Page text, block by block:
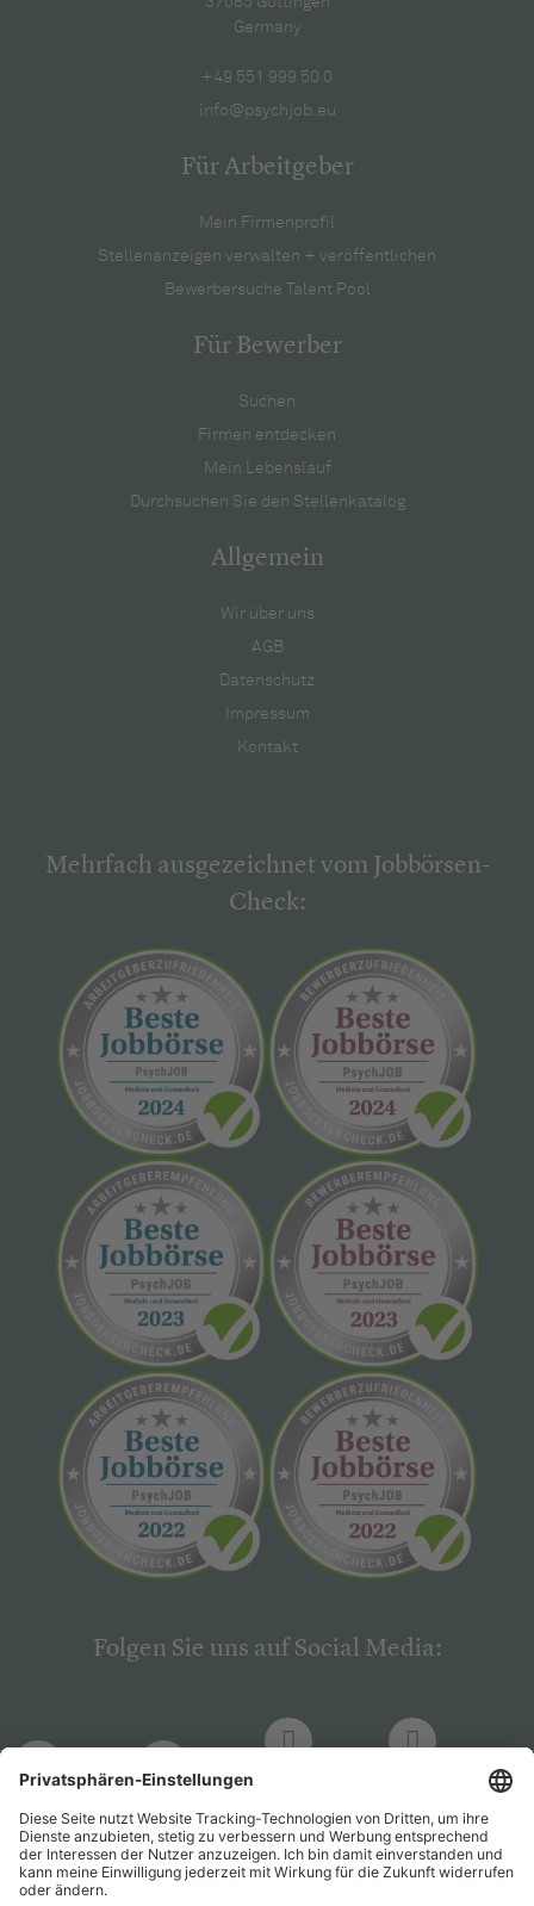
Germany
+49 551 999 50 0
info@psychjob.eu
Für Arbeitgeber
Mein Firmenprofil
Stellenanzeigen verwalten + veröffentlichen
Bewerbersuche Talent Pool
Für Bewerber
Suchen
Firmen entdecken
Mein Lebenslauf
Durchsuchen Sie den Stellenkatalog
Allgemein
Wir über uns
AGB
Datenschutz
Impressum
Kontakt
Mehrfach ausgezeichnet vom Jobbörsen-
Check:
Folgen Sie uns auf Social Media:
PsychJOB PsychJOB
Hogrefe
Verlag
Hogrefe
Verlag